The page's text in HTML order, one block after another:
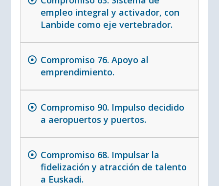
empleo integral y activador, con
Lanbide como eje vertebrador.
Compromiso 76. Apoyo al
emprendimiento.
Compromiso 90. Impulso decidido
a aeropuertos y puertos.
Compromiso 68. Impulsar la
fidelización y atracción de talento
a Euskadi.